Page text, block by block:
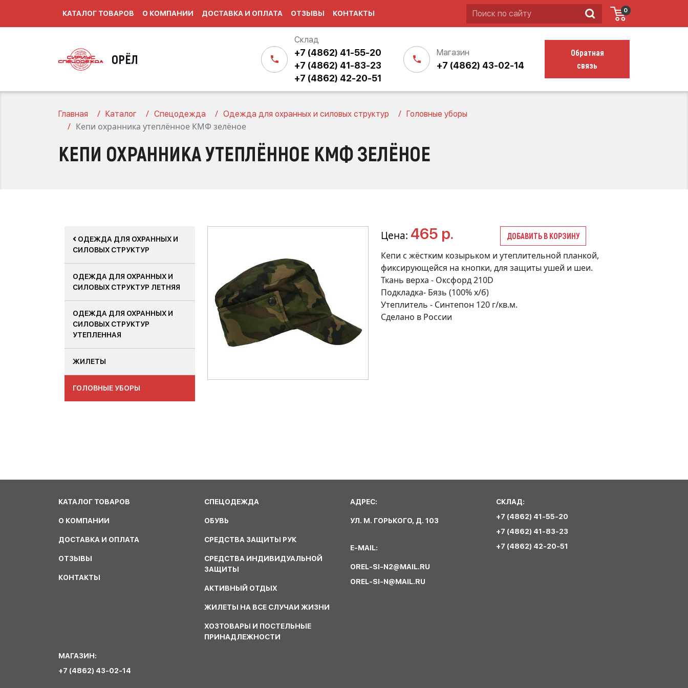
КАТАЛОГ ТОВАРОВ О КОМПАНИИ ДОСТАВКА И ОПЛАТА ОТЗЫВЫ КОНТАКТЫ 0
ОРЁЛ
Склад
+7 (4862) 41-55-20
+7 (4862) 41-83-23
+7 (4862) 42-20-51
Магазин
+7 (4862) 43-02-14
Обратная
связь
Главная Каталог Спецодежда Одежда для охранных и силовых структур Головные уборы
Кепи охранника утеплённое КМФ зелёное
КЕПИ ОХРАННИКА УТЕПЛЁННОЕ КМФ ЗЕЛЁНОЕ
ОДЕЖДА ДЛЯ ОХРАННЫХ И
СИЛОВЫХ СТРУКТУР
ОДЕЖДА ДЛЯ ОХРАННЫХ И
СИЛОВЫХ СТРУКТУР ЛЕТНЯЯ
ОДЕЖДА ДЛЯ ОХРАННЫХ И
СИЛОВЫХ СТРУКТУР
УТЕПЛЕННАЯ
ЖИЛЕТЫ
ГОЛОВНЫЕ УБОРЫ
Цена: 465 р. ДОБАВИТЬ В КОРЗИНУ
Кепи с жёстким козырьком и утеплительной планкой,
фиксирующейся на кнопки, для защиты ушей и шеи.
Ткань верха - Оксфорд 210D
Подкладка- Бязь (100% х/б)
Утеплитель - Синтепон 120 г/кв.м.
Сделано в России
КАТАЛОГ ТОВАРОВ
О КОМПАНИИ
ДОСТАВКА И ОПЛАТА
ОТЗЫВЫ
КОНТАКТЫ
СПЕЦОДЕЖДА
ОБУВЬ
СРЕДСТВА ЗАЩИТЫ РУК
СРЕДСТВА ИНДИВИДУАЛЬНОЙ
ЗАЩИТЫ
АКТИВНЫЙ ОТДЫХ
ЖИЛЕТЫ НА ВСЕ СЛУЧАИ ЖИЗНИ
ХОЗТОВАРЫ И ПОСТЕЛЬНЫЕ
ПРИНАДЛЕЖНОСТИ
АДРЕС:
УЛ. М. ГОРЬКОГО, Д. 103
E-MAIL:
OREL-SI-N2@MAIL.RU
OREL-SI-N@MAIL.RU
СКЛАД:
+7 (4862) 41-55-20
+7 (4862) 41-83-23
+7 (4862) 42-20-51
МАГАЗИН:
+7 (4862) 43-02-14